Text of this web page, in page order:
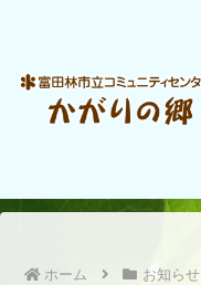
ホーム お知らせ